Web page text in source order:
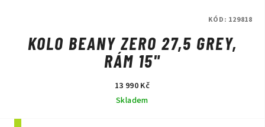
KOLO BEANY ZERO 27,5 GREY,
RÁM 15"
13 990 Kč
Skladem
KÓD: 129818